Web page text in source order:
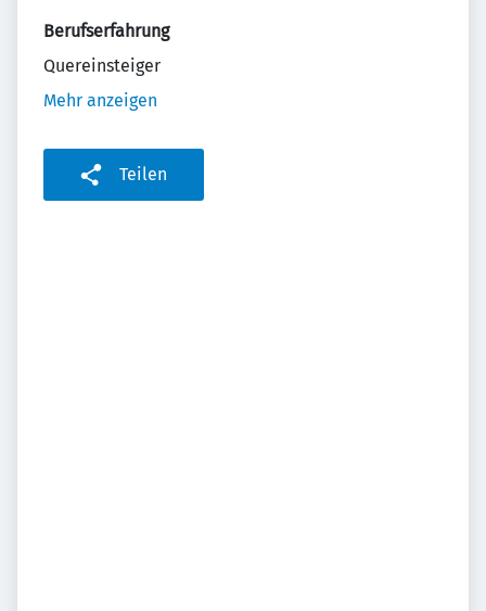
Berufserfahrung
Quereinsteiger
Mehr anzeigen
Teilen